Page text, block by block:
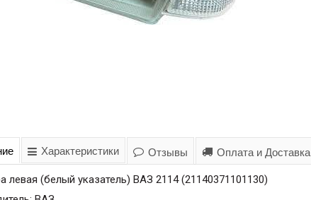
Характеристики Отзывы Оплата и Доставка
левая (белый указатель) ВАЗ 2114 (21140371101130)